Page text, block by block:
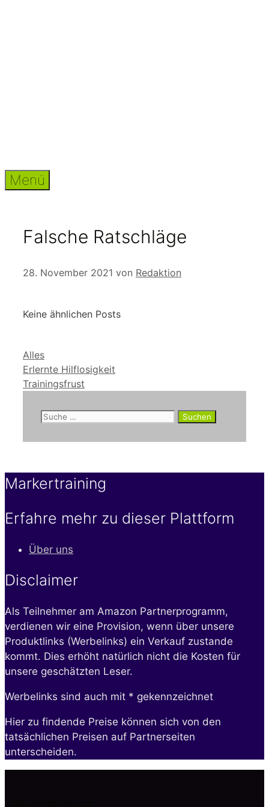
Menü
Falsche Ratschläge
28. November 2021 von Redaktion
Keine ähnlichen Posts
Kategorien
Alles
Erlernte Hilflosigkeit
Trainingsfrust
Suche
Markertraining
Erfahre mehr zu dieser Plattform
Über uns
Disclaimer
Als Teilnehmer am Amazon Partnerprogramm,
verdienen wir eine Provision, wenn über unsere
Produktlinks (Werbelinks) ein Verkauf zustande
kommt. Dies erhöht natürlich nicht die Kosten für
unsere geschätzten Leser.
Werbelinks sind auch mit * gekennzeichnet
Hier zu findende Preise können sich von den
tatsächlichen Preisen auf Partnerseiten
unterscheiden.